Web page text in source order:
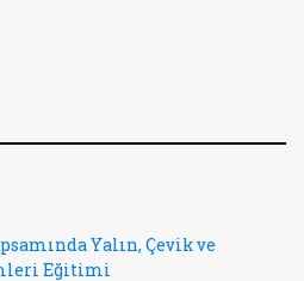
Yalın, Çevik ve
Eğitimi